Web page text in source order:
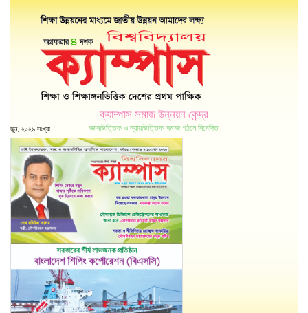
ক্যাম্পাস সমাজ উন্নয়ন কেন্দ্র
জ্ঞানভিত্তিক ও ন্যায়ভিত্তিক সমাজ গঠনে নিবেদিত
জুন, ২০২৬ সংখ্যা